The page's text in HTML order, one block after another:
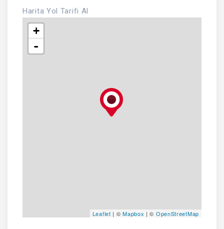
Harita Yol Tarifi Al
+
-
Leaflet | ©Mapbox | © OpenStreetMap